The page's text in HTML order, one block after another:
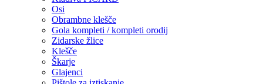
Osi
Obrambne klešče
Gola kompleti / kompleti orodij
Zidarske žlice
Klešče
Škarje
Glajenci